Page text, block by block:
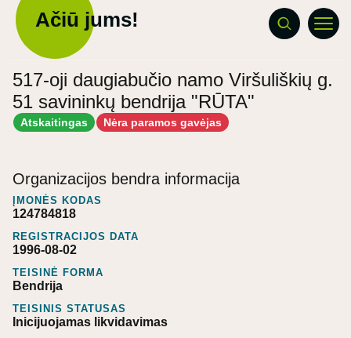
Ačiū jums!
517-oji daugiabučio namo Viršuliškių g.
51 savininkų bendrija "RŪTA"
Atskaitingas Nėra paramos gavėjas
Organizacijos bendra informacija
ĮMONĖS KODAS
124784818
REGISTRACIJOS DATA
1996-08-02
TEISINĖ FORMA
Bendrija
TEISINIS STATUSAS
Inicijuojamas likvidavimas